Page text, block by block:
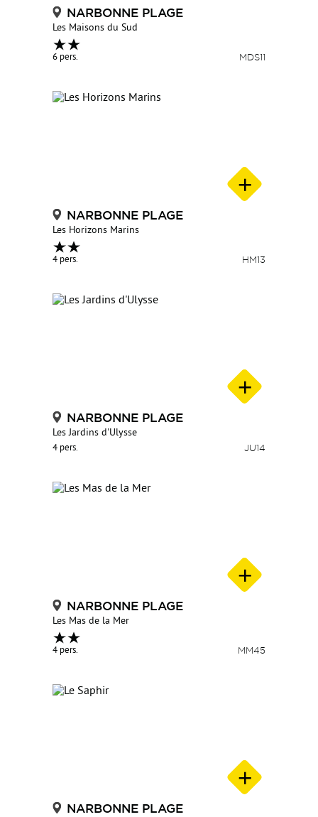
NARBONNE PLAGE
Les Maisons du Sud
6 pers. MDS11
NARBONNE PLAGE
Les Horizons Marins
4 pers. HM13
NARBONNE PLAGE
Les Jardins d'Ulysse
4 pers. JU14
NARBONNE PLAGE
Les Mas de la Mer
4 pers. MM45
NARBONNE PLAGE